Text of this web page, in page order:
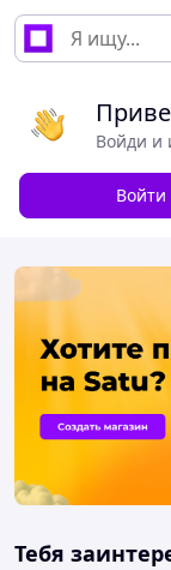
Войди и
Войти
Тебя